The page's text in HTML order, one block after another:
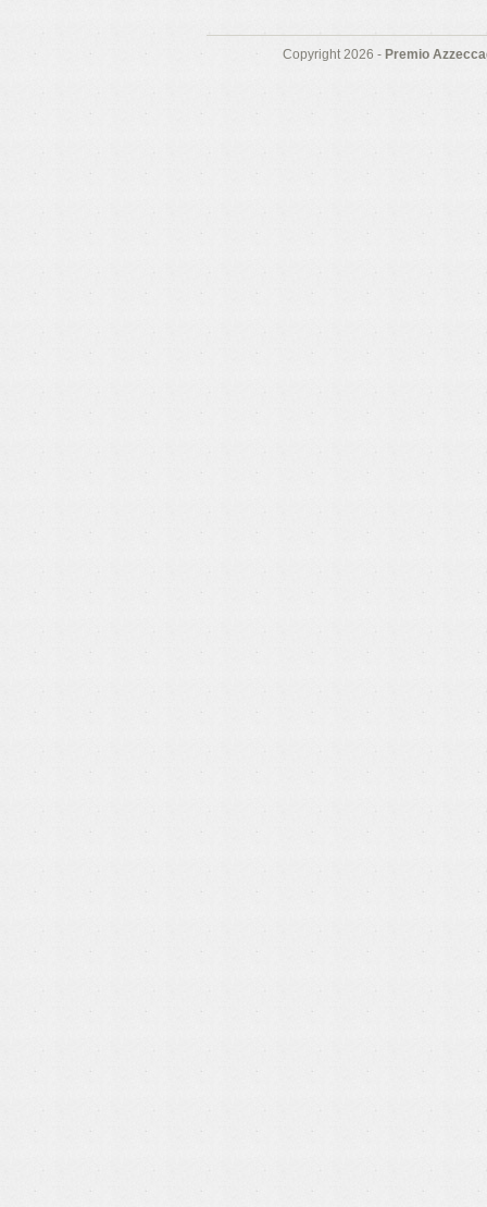
Copyright 2026 - Premio